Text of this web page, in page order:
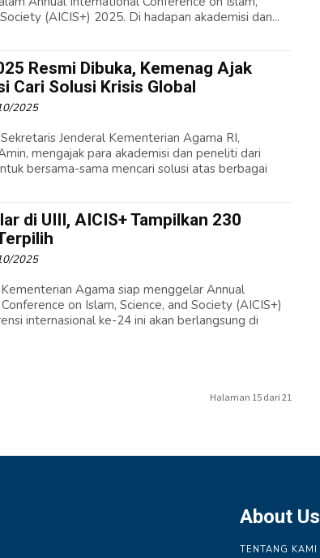
(AICIS+) 2025. Di hadapan akademisi dan...
Resmi Dibuka, Kemenag Ajak
Cari Solusi Krisis Global
2025
Jenderal Kementerian Agama RI,
mengajak para akademisi dan peneliti dari
bersama-sama mencari solusi atas berbagai
di UIII, AICIS+ Tampilkan 230
2025
Agama siap menggelar Annual
on Islam, Science, and Society (AICIS+)
internasional ke-24 ini akan berlangsung di
Halaman 15 dari 21
About Us
TENTANG KAMI